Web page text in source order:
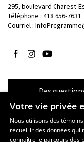
295, boulevard Charest-
Téléphone : 418 656-7631
Courriel :
Suivez-nous sur Facebook
Suivez-nous sur
Suivez-nous
Des
Les écoles et la
Votre vie privée
Nous utilisons des
recueillir des données qui
connaître le parcours des